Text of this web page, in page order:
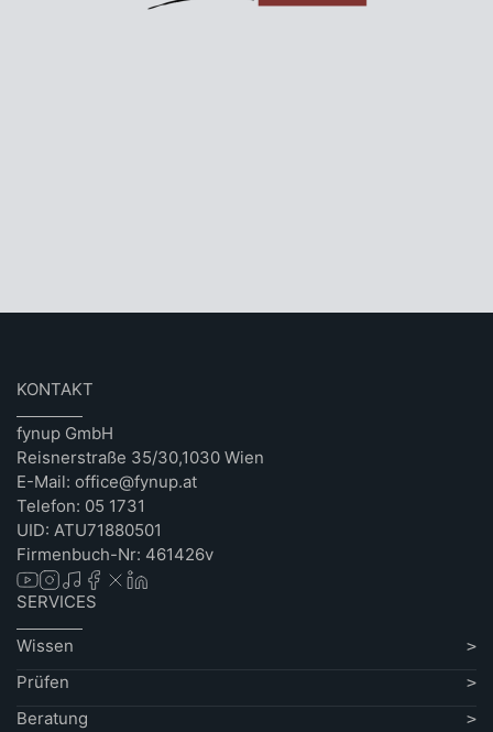
KONTAKT
fynup GmbH
Reisnerstraße 35/30,1030 Wien
E-Mail: office@fynup.at
Telefon: 05 1731
UID: ATU71880501
Firmenbuch-Nr: 461426v
SERVICES
Wissen
Prüfen
Beratung